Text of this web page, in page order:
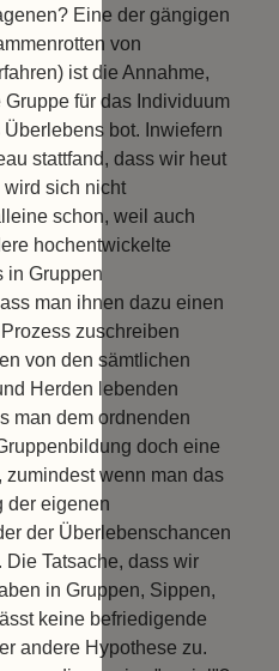
Eine der gängigen
von
ist die Annahme,
für das Individuum
bot. Inwiefern
stattfand, dass wir heut
sich nicht
schon, weil auch
hochentwickelte
in Gruppen
man ihnen dazu einen
zuschreiben
von den sämtlichen
Herden lebenden
man dem ordnenden
doch eine
zumindest wenn man das
der eigenen
der Überlebenschancen
Tatsache, dass wir
in Gruppen, Sippen,
keine befriedigende
andere Hypothese zu.